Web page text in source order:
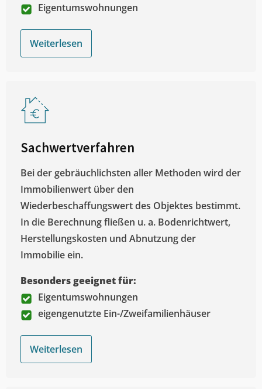
Eigentumswohnungen
Weiterlesen
Sachwertverfahren
Bei der gebräuchlichsten aller Methoden wird der
Immobilienwert über den
Wiederbeschaffungswert des Objektes bestimmt.
In die Berechnung fließen u. a. Bodenrichtwert,
Herstellungskosten und Abnutzung der
Immobilie ein.
Besonders geeignet für:
Eigentumswohnungen
eigengenutzte Ein-/Zweifamilienhäuser
Weiterlesen